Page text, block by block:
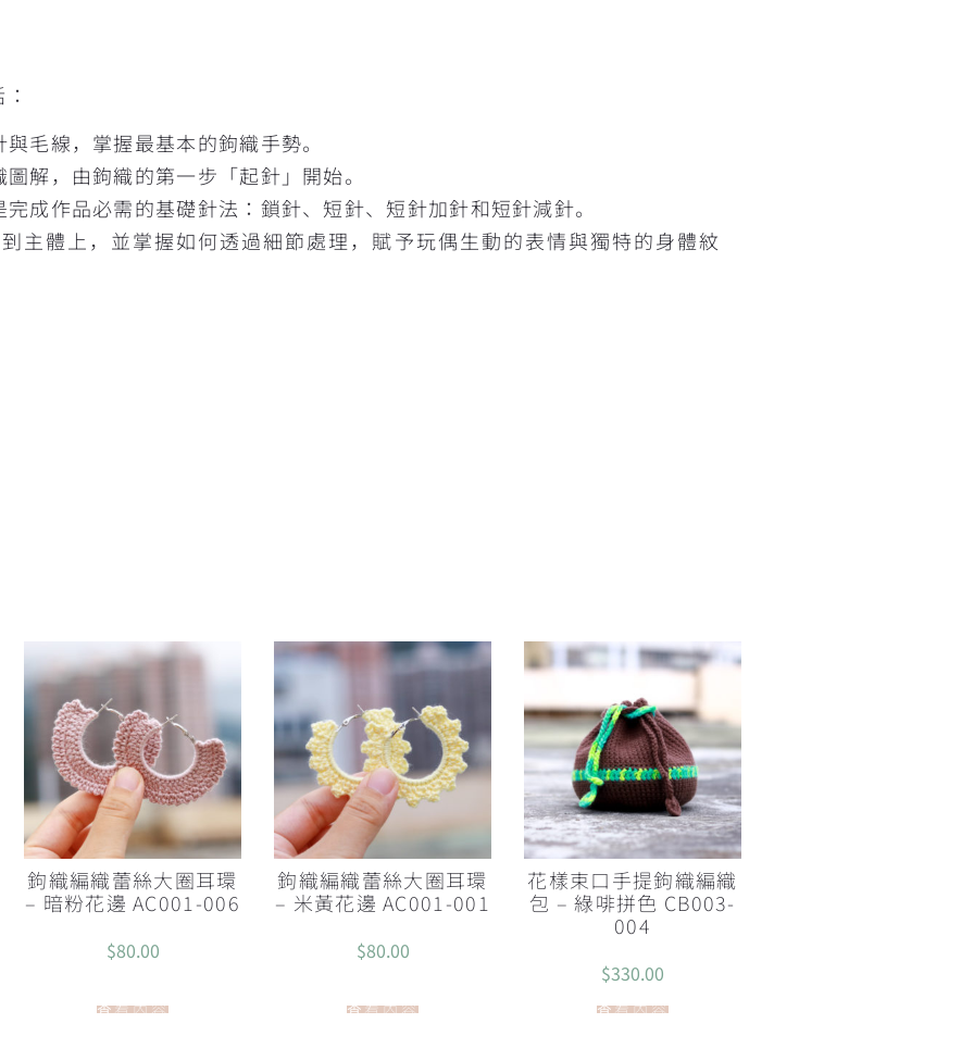
毛線，掌握最基本的鉤織手勢。
解，由鉤織的第一步「起針」開始。
成作品必需的基礎針法：鎖針、短針、短針加針和短針減針。
主體上，並掌握如何透過細節處理，賦予玩偶生動的表情與獨特的身體紋
鉤織編織蕾絲大圈耳環
– 暗粉花邊 AC001-006
$80.00
查看內容
鉤織編織蕾絲大圈耳環
– 米黃花邊 AC001-001
$80.00
查看內容
花樣束口手提鉤織編織
包 – 綠啡拼色 CB003-
004
$330.00
查看內容